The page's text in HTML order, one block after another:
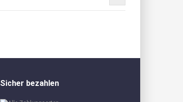
Sicher bezahlen